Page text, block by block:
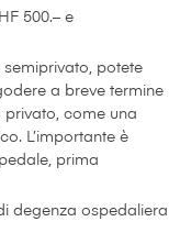
500.– e
potete
a breve termine
come una
L’importante è
prima
degenza ospedaliera